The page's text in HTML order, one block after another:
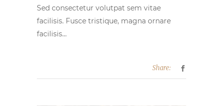
Sed consectetur volutpat sem vitae
facilisis. Fusce tristique, magna ornare
facilisis...
Share: